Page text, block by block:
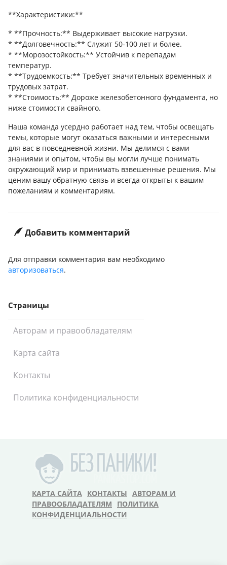
**Характеристики:**
* **Прочность:** Выдерживает высокие нагрузки.
* **Долговечность:** Служит 50-100 лет и более.
* **Морозостойкость:** Устойчив к перепадам
температур.
* **Трудоемкость:** Требует значительных временных и
трудовых затрат.
* **Стоимость:** Дороже железобетонного фундамента, но
ниже стоимости свайного.
Наша команда усердно работает над тем, чтобы освещать
темы, которые могут оказаться важными и интересными
для вас в повседневной жизни. Мы делимся с вами
знаниями и опытом, чтобы вы могли лучше понимать
окружающий мир и принимать взвешенные решения. Мы
ценим вашу обратную связь и всегда открыты к вашим
пожеланиям и комментариям.
Добавить комментарий
Для отправки комментария вам необходимо
авторизоваться.
Страницы
Авторам и правообладателям
Карта сайта
Контакты
Политика конфиденциальности
КАРТА САЙТА КОНТАКТЫ АВТОРАМ И
ПРАВООБЛАДАТЕЛЯМ
ПОЛИТИКА
КОНФИДЕНЦИАЛЬНОСТИ